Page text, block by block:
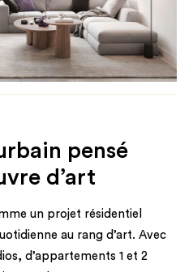
pensé
d’art
un projet résidentiel
au rang d’art. Avec
d’appartements 1 et 2